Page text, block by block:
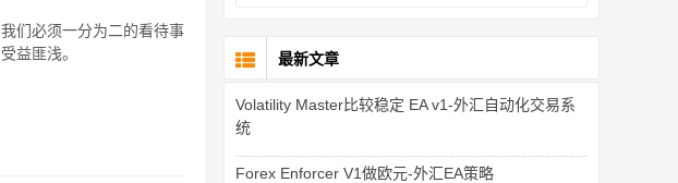
们必须一分为二的看待事
益匪浅。
最新文章
Volatility Master比较稳定 EA v1-外汇自动化交易系
统
Forex Enforcer V1做欧元-外汇EA策略